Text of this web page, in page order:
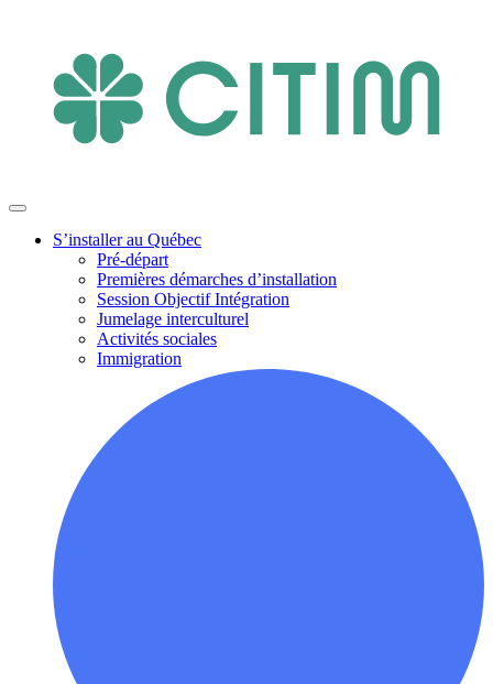
S’installer au Québec
Pré-départ
Premières démarches d’installation
Session Objectif Intégration
Jumelage interculturel
Activités sociales
Immigration